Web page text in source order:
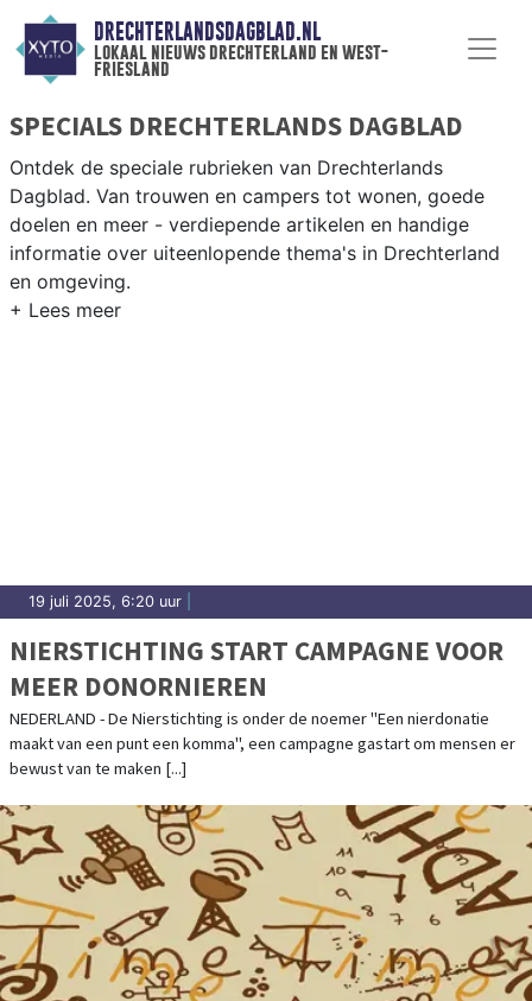
DRECHTERLANDSDAGBLAD.NL
lokaal nieuws drechterland en west-
friesland
SPECIALS DRECHTERLANDS DAGBLAD
Ontdek de speciale rubrieken van Drechterlands
Dagblad. Van trouwen en campers tot wonen, goede
doelen en meer - verdiepende artikelen en handige
informatie over uiteenlopende thema's in Drechterland
en omgeving.
19 juli 2025, 6:20 uur
NIERSTICHTING START CAMPAGNE VOOR
MEER DONORNIEREN
NEDERLAND - De Nierstichting is onder de noemer "Een nierdonatie
maakt van een punt een komma", een campagne gastart om mensen er
bewust van te maken [...]